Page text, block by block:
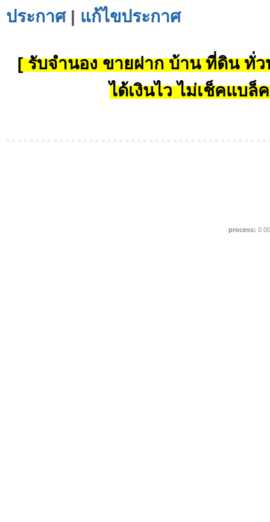
ประกาศ| แก้ไขประกาศ
[ รับจำนอง ขายฝาก บ้าน ที่ดิน ทั่ว
ได้เงินไว ไม่เช็คแบล็
process: